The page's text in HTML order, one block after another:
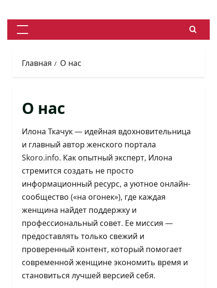
к
содержимому
Основное
Главная О нас
О нас
Илона Ткачук — идейная вдохновительница
и главный автор женского портала
Skoro.info. Как опытный эксперт, Илона
стремится создать не просто
информационный ресурс, а уютное онлайн-
сообщество («на огонек»), где каждая
женщина найдет поддержку и
профессиональный совет. Ее миссия —
предоставлять только свежий и
проверенный контент, который помогает
современной женщине экономить время и
становиться лучшей версией себя.